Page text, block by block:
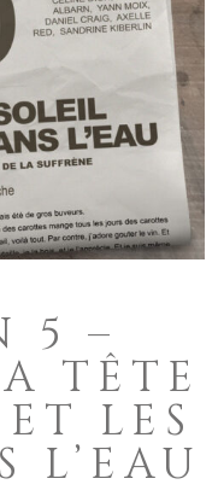
5 –
TÊTE
LES
L’EAU